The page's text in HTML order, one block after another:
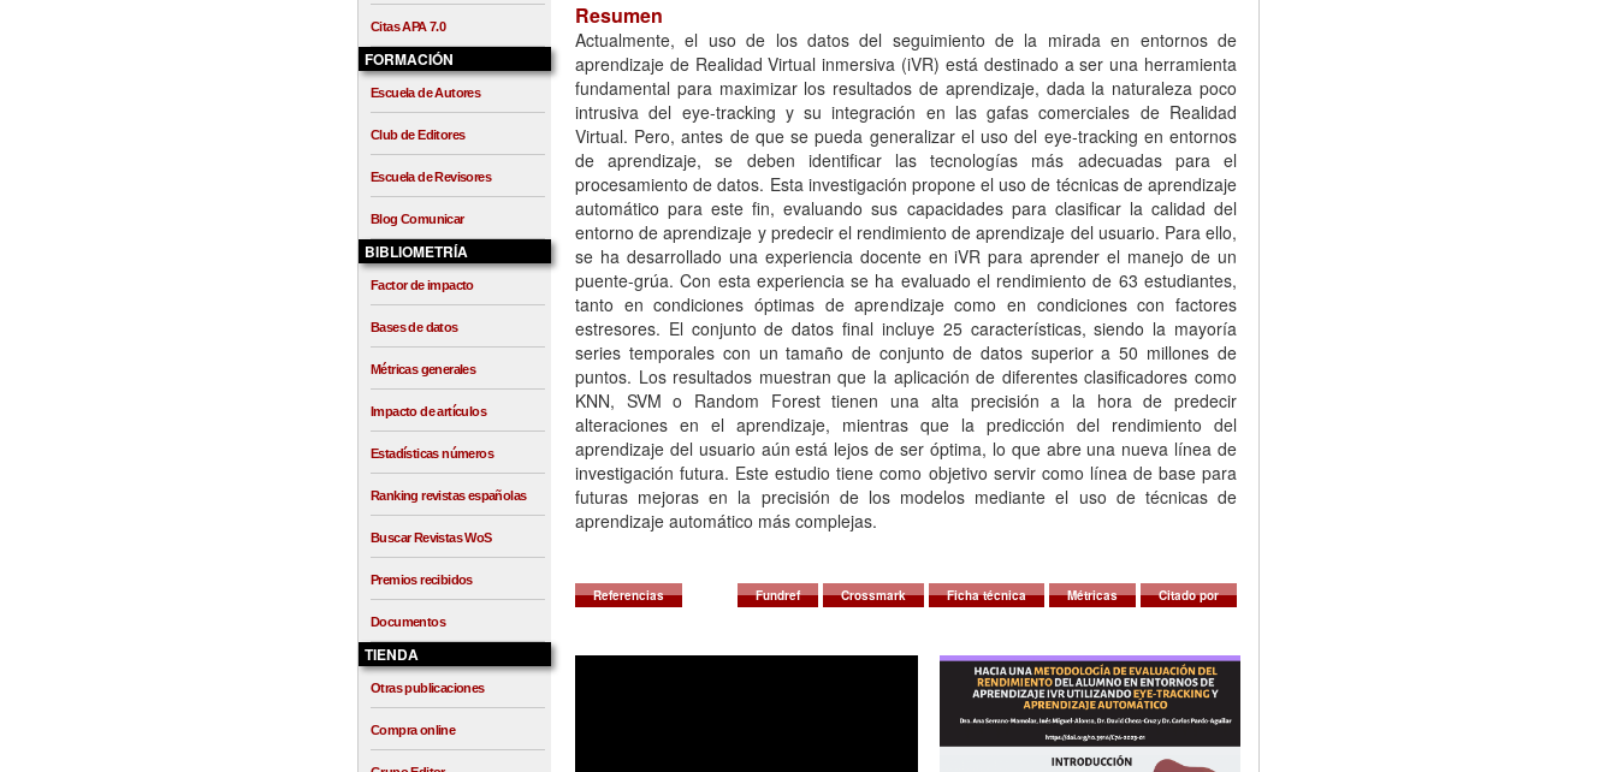
Citas APA 7.0
FORMACIÓN
Escuela de Autores
Club de Editores
Escuela de Revisores
Blog Comunicar
BIBLIOMETRÍA
Factor de impacto
Bases de datos
Métricas generales
Impacto de artículos
Estadísticas números
Ranking revistas españolas
Buscar Revistas WoS
Premios recibidos
Documentos
TIENDA
Otras publicaciones
Compra online
Resumen
Actualmente, el uso de los datos del seguimiento de la mirada en entornos de
aprendizaje de Realidad Virtual inmersiva (iVR) está destinado a ser una herramienta
fundamental para maximizar los resultados de aprendizaje, dada la naturaleza poco
intrusiva del eye-tracking y su integración en las gafas comerciales de Realidad
Virtual. Pero, antes de que se pueda generalizar el uso del eye-tracking en entornos
de aprendizaje, se deben identificar las tecnologías más adecuadas para el
procesamiento de datos. Esta investigación propone el uso de técnicas de aprendizaje
automático para este fin, evaluando sus capacidades para clasificar la calidad del
entorno de aprendizaje y predecir el rendimiento de aprendizaje del usuario. Para ello,
se ha desarrollado una experiencia docente en iVR para aprender el manejo de un
puente-grúa. Con esta experiencia se ha evaluado el rendimiento de 63 estudiantes,
tanto en condiciones óptimas de aprendizaje como en condiciones con factores
estresores. El conjunto de datos final incluye 25 características, siendo la mayoría
series temporales con un tamaño de conjunto de datos superior a 50 millones de
puntos. Los resultados muestran que la aplicación de diferentes clasificadores como
KNN, SVM o Random Forest tienen una alta precisión a la hora de predecir
alteraciones en el aprendizaje, mientras que la predicción del rendimiento del
aprendizaje del usuario aún está lejos de ser óptima, lo que abre una nueva línea de
investigación futura. Este estudio tiene como objetivo servir como línea de base para
futuras mejoras en la precisión de los modelos mediante el uso de técnicas de
aprendizaje automático más complejas.
Referencias Fundref Crossmark Ficha técnica Métricas Citado por